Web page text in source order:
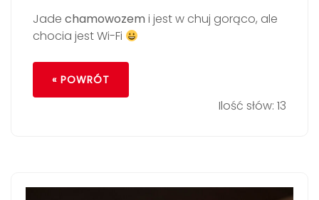
Jade chamowozem i jest w chuj gorąco, ale
chocia jest Wi-Fi
« POWRÓT
Ilość słów: 13